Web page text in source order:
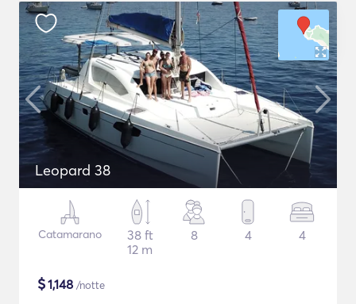
Leopard 38
Catamarano
38 ft
12 m
8 4 4
$1,148 /notte